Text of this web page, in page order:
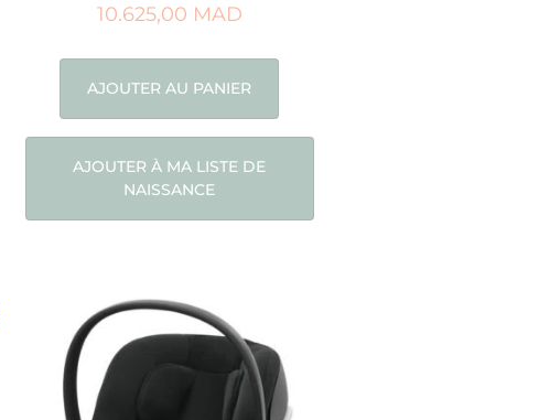
10.625,00 MAD
AJOUTER AU PANIER
AJOUTER À MA LISTE DE
NAISSANCE